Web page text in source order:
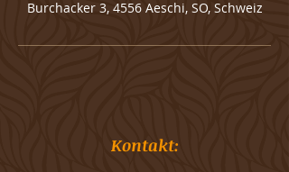
Burchacker 3, 4556 Aeschi, SO, Schweiz
Kontakt: